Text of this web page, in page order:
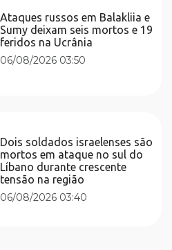
Ataques russos em Balakliia e
Sumy deixam seis mortos e 19
feridos na Ucrânia
06/08/2026 03:50
Dois soldados israelenses são
mortos em ataque no sul do
Líbano durante crescente
tensão na região
06/08/2026 03:40